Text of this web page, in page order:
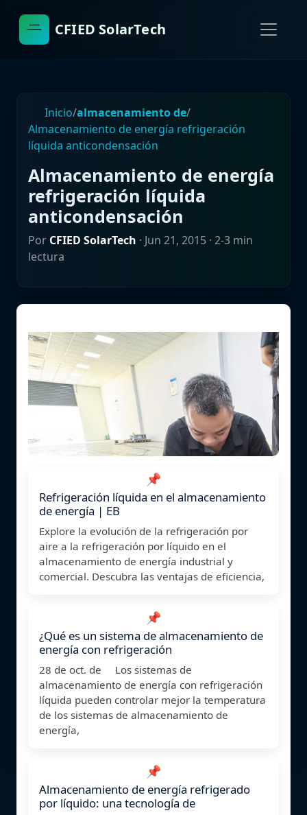
CFIED SolarTech
Inicio/almacenamiento de/
Almacenamiento de energía refrigeración
líquida anticondensación
Almacenamiento de energía
refrigeración líquida
anticondensación
Por CFIED SolarTech · Jun 21, 2015 · 2-3 min
lectura
📌
Refrigeración líquida en el almacenamiento
de energía | EB
Explore la evolución de la refrigeración por
aire a la refrigeración por líquido en el
almacenamiento de energía industrial y
comercial. Descubra las ventajas de eficiencia,
📌
¿Qué es un sistema de almacenamiento de
energía con refrigeración
28 de oct. de Los sistemas de
almacenamiento de energía con refrigeración
líquida pueden controlar mejor la temperatura
de los sistemas de almacenamiento de
energía,
📌
Almacenamiento de energía refrigerado
por líquido: una tecnología de